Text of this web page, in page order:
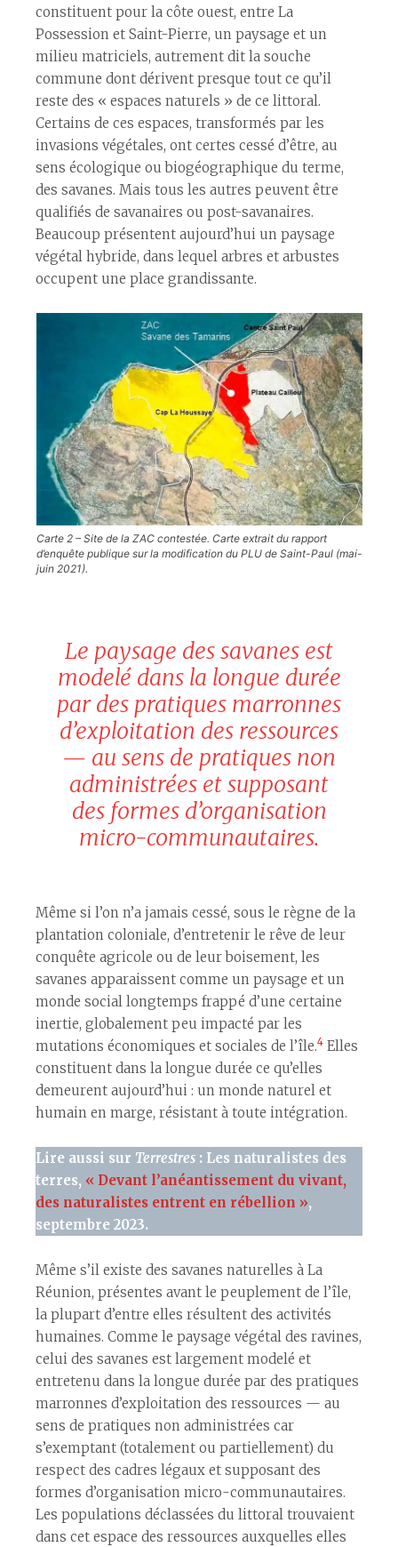
constituent pour la côte ouest, entre La
Possession et Saint-Pierre, un paysage et un
milieu matriciels, autrement dit la souche
commune dont dérivent presque tout ce qu’il
reste des « espaces naturels » de ce littoral.
Certains de ces espaces, transformés par les
invasions végétales, ont certes cessé d’être, au
sens écologique ou biogéographique du terme,
des savanes. Mais tous les autres peuvent être
qualifiés de savanaires ou post-savanaires.
Beaucoup présentent aujourd’hui un paysage
végétal hybride, dans lequel arbres et arbustes
occupent une place grandissante.
Carte 2 – Site de la ZAC contestée. Carte extrait du rapport
d’enquête publique sur la modification du PLU de Saint-Paul (mai-
juin 2021).
Le paysage des savanes est
modelé dans la longue durée
par des pratiques marronnes
d’exploitation des ressources
— au sens de pratiques non
administrées et supposant
des formes d’organisation
micro-communautaires.
Même si l’on n’a jamais cessé, sous le règne de la
plantation coloniale, d’entretenir le rêve de leur
conquête agricole ou de leur boisement, les
savanes apparaissent comme un paysage et un
monde social longtemps frappé d’une certaine
inertie, globalement peu impacté par les
mutations économiques et sociales de l’île.4 Elles
constituent dans la longue durée ce qu’elles
demeurent aujourd’hui : un monde naturel et
humain en marge, résistant à toute intégration.
Lire aussi sur Terrestres : Les naturalistes des
terres, « Devant l’anéantissement du vivant,
des naturalistes entrent en rébellion »,
septembre 2023.
Même s’il existe des savanes naturelles à La
Réunion, présentes avant le peuplement de l’île,
la plupart d’entre elles résultent des activités
humaines. Comme le paysage végétal des ravines,
celui des savanes est largement modelé et
entretenu dans la longue durée par des pratiques
marronnes d’exploitation des ressources — au
sens de pratiques non administrées car
s’exemptant (totalement ou partiellement) du
respect des cadres légaux et supposant des
formes d’organisation micro-communautaires.
Les populations déclassées du littoral trouvaient
dans cet espace des ressources auxquelles elles